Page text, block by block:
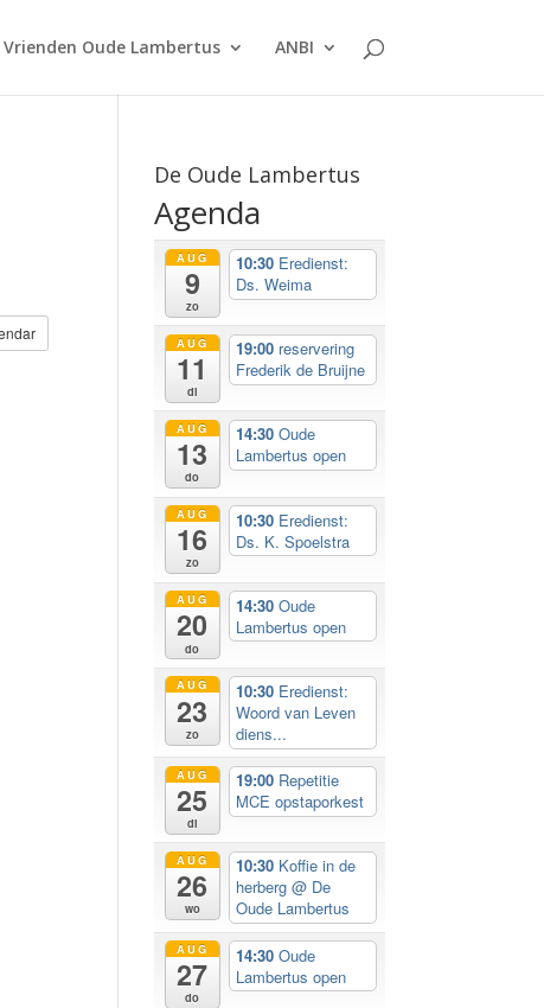
Vrienden Oude Lambertus ANBI
De Oude Lambertus
Agenda
AUG
9
zo
10:30 Eredienst:
Ds. Weima
AUG
11
di
19:00 reservering
Frederik de Bruijne
AUG
13
do
14:30 Oude
Lambertus open
AUG
16
zo
10:30 Eredienst:
Ds. K. Spoelstra
AUG
20
do
14:30 Oude
Lambertus open
AUG
23
zo
10:30 Eredienst:
Woord van Leven
diens...
AUG
25
di
19:00 Repetitie
MCE opstaporkest
AUG
26
wo
10:30 Koffie in de
herberg @ De
Oude Lambertus
AUG
27
do
14:30 Oude
Lambertus open